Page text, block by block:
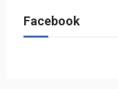
Facebook